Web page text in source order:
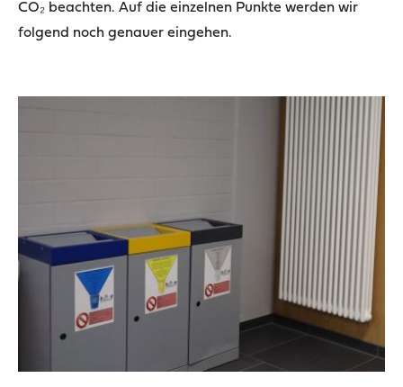
CO₂ beachten. Auf die einzelnen Punkte werden wir
folgend noch genauer eingehen.